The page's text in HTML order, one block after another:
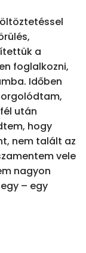
a
foglalkozni,
Időben
után
hogy
nem talált az
vele
nagyon
– egy